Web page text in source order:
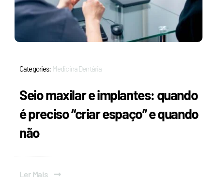
Categories: Medicina Dentária
Seio maxilar e implantes: quando
é preciso “criar espaço” e quando
não
Ler Mais